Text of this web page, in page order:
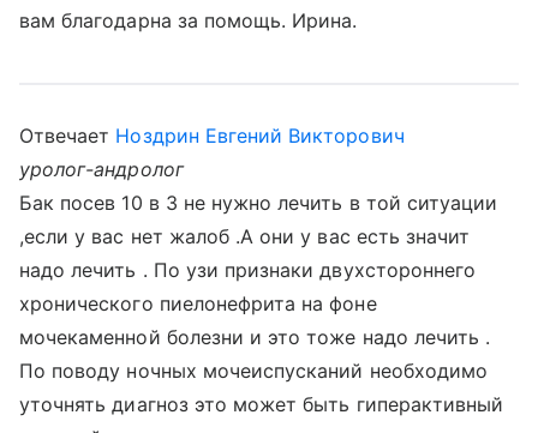
вам благодарна за помощь. Ирина.
Отвечает Ноздрин Евгений Викторович
уролог-андролог
Бак посев 10 в 3 не нужно лечить в той ситуации
,если у вас нет жалоб .А они у вас есть значит
надо лечить . По узи признаки двухстороннего
хронического пиелонефрита на фоне
мочекаменной болезни и это тоже надо лечить .
По поводу ночных мочеиспусканий необходимо
уточнять диагноз это может быть гиперактивный